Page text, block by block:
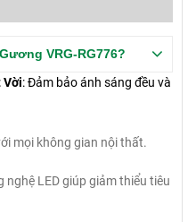
VRG-RG776?
Vời: Đảm bảo ánh sáng đều và
mọi không gian nội thất.
nghệ LED giúp giảm thiểu tiêu